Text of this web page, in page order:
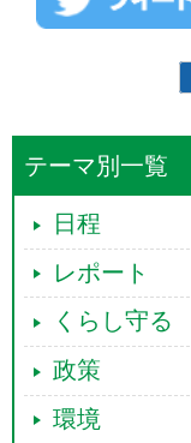
テーマ別一覧
日程
レポート
くらし守る
政策
環境